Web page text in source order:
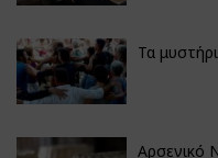
Τα
Αρσενικό